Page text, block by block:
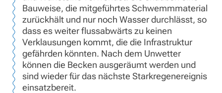
Bauweise, die mitgeführtes Schwemmmaterial
zurückhält und nur noch Wasser durchlässt, so
dass es weiter flussabwärts zu keinen
Verklausungen kommt, die die Infrastruktur
gefährden könnten. Nach dem Unwetter
können die Becken ausgeräumt werden und
sind wieder für das nächste Starkregenereignis
einsatzbereit.